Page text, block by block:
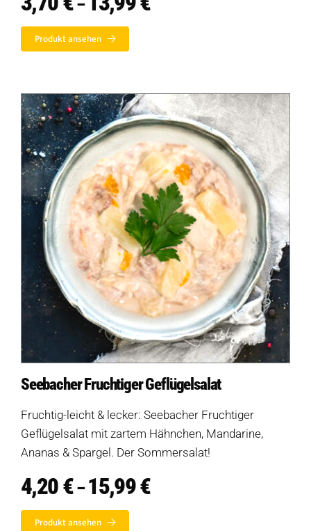
– 3,70 €
Produkt ansehen
Seebacher Fruchtiger Geflügelsalat
Fruchtig-leicht & lecker: Seebacher Fruchtiger
Geflügelsalat mit zartem Hähnchen, Mandarine,
Ananas & Spargel. Der Sommersalat!
4,20€ –15,99€Preisspanne:
4,20 €
Produkt ansehen